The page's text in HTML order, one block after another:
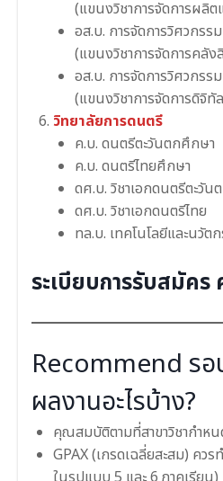
(แขนงวิชาการจัดการผลิ
อส.บ. การจัดการวิศวกรร
(แขนงวิชาการจัดการคลัง
อส.บ. การจัดการวิศวกรร
(แขนงวิชาการจัดการดิจิทั
วิทยาลัยการดนตรี
ค.บ. ดนตรีตะวันตกศึกษา
ค.บ. ดนตรีไทยศึกษา
ดศ.บ. วิชาเอกดนตรีตะวัน
ดศ.บ. วิชาเอกดนตรีไทย
ทล.บ. เทคโนโลยีและนวั
ระเบียบการรับสมัคร
Recommend ร
ผลงานอะไรบ้าง?
คุณสมบัติตามที่สาขาวิชากำห
GPAX (เกรดเฉลี่ยสะสม) คว